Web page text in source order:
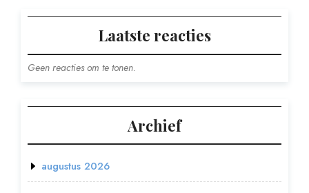
Laatste reacties
Geen reacties om te tonen.
Archief
augustus 2026